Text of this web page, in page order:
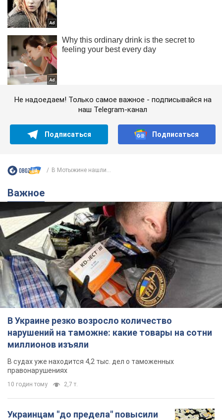
Не надоедаем! Только самое важное - подписывайся на
наш Telegram-канал
Подписаться Подписаться
В Мотыжине нашли...
Важное
В Украине резко возросло количество
нарушений на таможне: какие товары на сотни
миллионов изъяли
В судах уже находится 4,2 тыс. дел о таможенных
правонарушениях
10 годин тому 2,7 т.
Украинцам "до предела" повысили